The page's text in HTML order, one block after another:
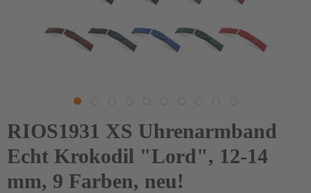
RIOS1931 XS Uhrenarmband
Echt Krokodil "Lord", 12-14
mm, 9 Farben, neu!